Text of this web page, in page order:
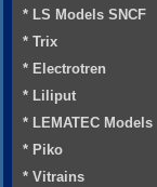
* LS Models SNCF
* Trix
* Electrotren
* Liliput
* LEMATEC Models
* Piko
* Vitrains